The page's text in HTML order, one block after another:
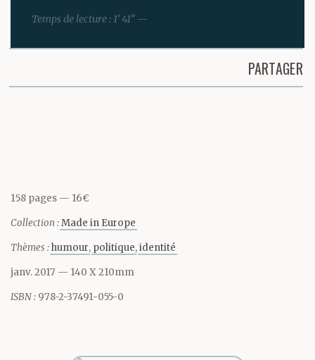
déjà leur
appartient. Elle a pour
mission d’étancher leur
membres jetés
en travers elle et têtes
écrasées d’ennui
anticipé sur des
Temps de lecture : 1’ 41” —
PARTAGER
158 pages 16€
Collection :Made in Europe
Thèmes :humour politique identité
janv. 2017 — 140 X 210mm
ISBN : 978-2-37491-055-0